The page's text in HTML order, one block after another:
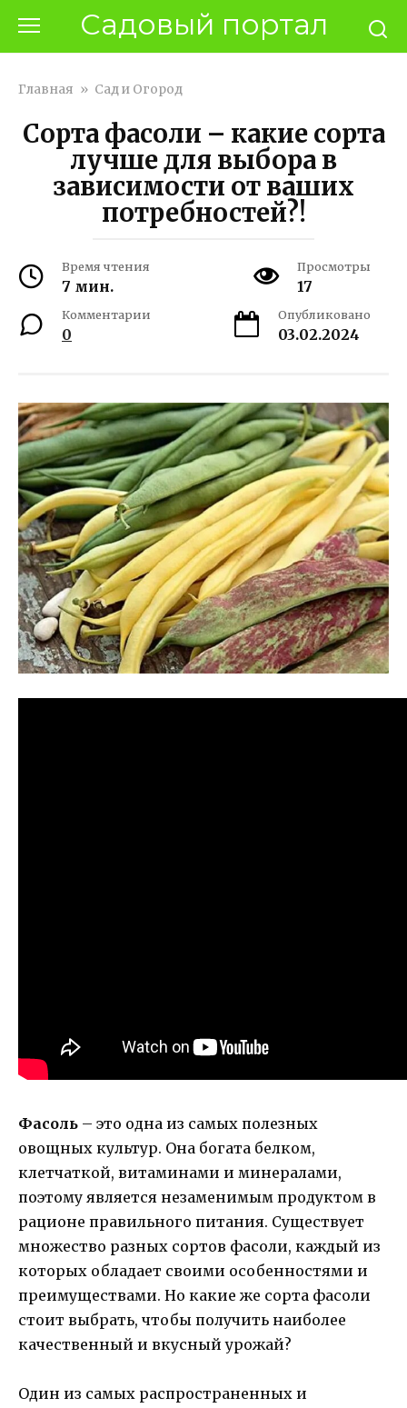
контенту
Садовый портал
Главная » Сад и Огород
Сорта фасоли – какие сорта
лучше для выбора в
зависимости от ваших
потребностей?!
Время чтения
7 мин.
Просмотры
17
Комментарии
0
Опубликовано
03.02.2024
Фасоль – это одна из самых полезных
овощных культур. Она богата белком,
клетчаткой, витаминами и минералами,
поэтому является незаменимым продуктом в
рационе правильного питания. Существует
множество разных сортов фасоли, каждый из
которых обладает своими особенностями и
преимуществами. Но какие же сорта фасоли
стоит выбрать, чтобы получить наиболее
качественный и вкусный урожай?
Один из самых распространенных и